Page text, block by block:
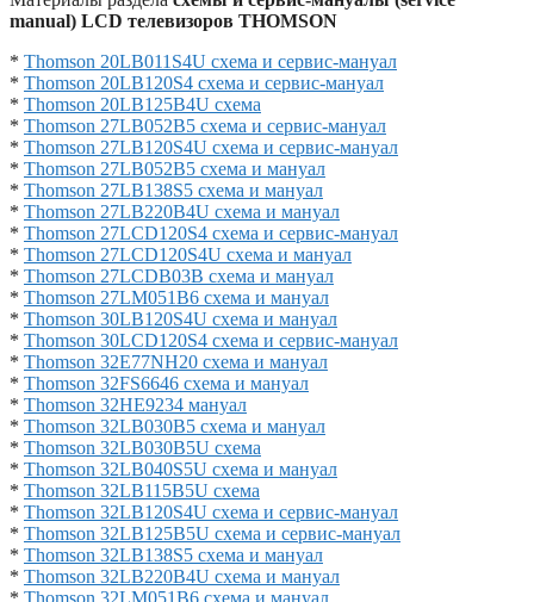
manual) LCD телевизоров THOMSON
* Thomson 20LB011S4U схема и сервис-мануал
* Thomson 20LB120S4 схема и сервис-мануал
* Thomson 20LB125B4U схема
* Thomson 27LB052B5 схема и сервис-мануал
* Thomson 27LB120S4U схема и сервис-мануал
* Thomson 27LB052B5 схема и мануал
* Thomson 27LB138S5 схема и мануал
* Thomson 27LB220B4U схема и мануал
* Thomson 27LCD120S4 схема и сервис-мануал
* Thomson 27LCD120S4U схема и мануал
* Thomson 27LCDB03B схема и мануал
* Thomson 27LM051B6 схема и мануал
* Thomson 30LB120S4U схема и мануал
* Thomson 30LCD120S4 схема и сервис-мануал
* Thomson 32E77NH20 схема и мануал
* Thomson 32FS6646 схема и мануал
* Thomson 32HE9234 мануал
* Thomson 32LB030B5 схема и мануал
* Thomson 32LB030B5U схема
* Thomson 32LB040S5U схема и мануал
* Thomson 32LB115B5U схема
* Thomson 32LB120S4U схема и сервис-мануал
* Thomson 32LB125B5U схема и сервис-мануал
* Thomson 32LB138S5 схема и мануал
* Thomson 32LB220B4U схема и мануал